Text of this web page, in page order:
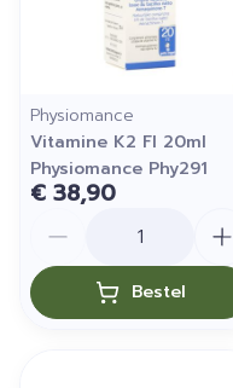
Physiomance
Vitamine K2 Fl 20ml
Physiomance Phy291
€ 38,90
Bestel